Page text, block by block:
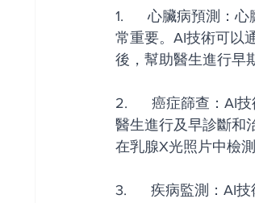
1.      心臟病預測：
常重要。AI技術可以
後，幫助醫生進行早
2.      癌症篩查：AI
醫生進行及早診斷和
在乳腺X光照片中檢
3.      疾病監測：AI